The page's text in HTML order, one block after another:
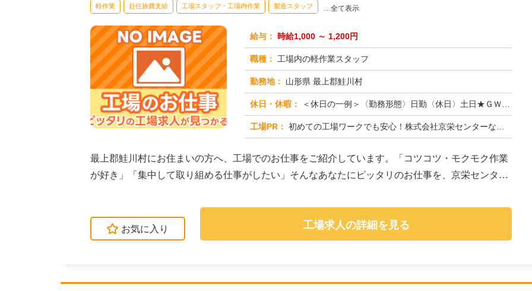
軽作業 赴任旅費支給 工場スタッフ・工場内作業 製造スタッフ …全て表示
給与： 時給1,000 ～ 1,200円
職種： 工場内の軽作業スタッフ
勤務地： 山形県 最上郡鮭川村
休日・休暇： ＜休日の一例＞〈勤務形態〉日勤〈休日〉土日★ＧＷ・夏季・冬季・年末年始休暇あり★有給休暇あり※配属先により休日・勤...
工場PR： 初めての工場ワークでも安心！株式会社京栄センターなら、全国各地の豊富なお仕事の中から、あなたにぴったりの環境が見つ...
最上郡鮭川村にお住まいの方へ、工場でのお仕事をご紹介しています。「コツコツ・モクモク作業
が好き」「集中して取り組める仕事がしたい」そんなあなたにピッタリのお仕事を、京栄センター
お気に入り 工場求人の詳細を見る